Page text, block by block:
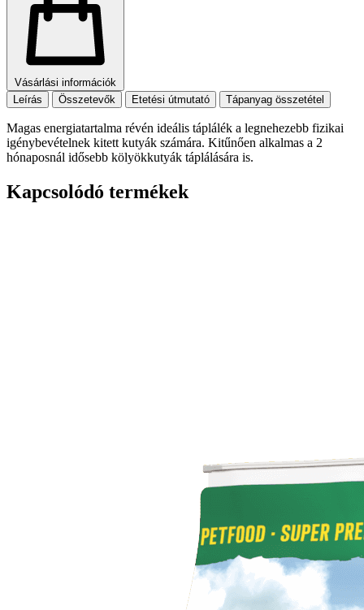
Vásárlási információk
Leírás
Összetevők Etetési útmutató Tápanyag összetétel
Magas energiatartalma révén ideális táplálék a legnehezebb fizikai
igénybevételnek kitett kutyák számára. Kitűnően alkalmas a 2
hónaposnál idősebb kölyökkutyák táplálására is.
Kapcsolódó termékek